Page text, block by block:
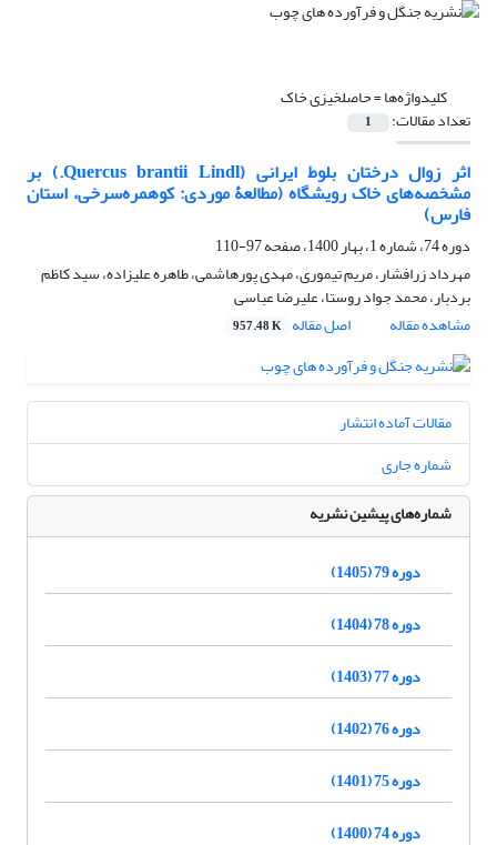
کلیدواژه‌ها =حاصلخیزی خاک
تعداد مقالات: 1
اثر زوال درختان بلوط ایرانی (Quercus brantii Lindl.) بر
مشخصه‌های خاک رویشگاه (مطالعۀ موردی: کوهمره‌سرخی، استان
فارس)
دوره 74، شماره 1، بهار 1400، صفحه
97-110
مهرداد زرافشار، مریم تیموری، مهدی پورهاشمی، طاهره علیزاده، سید کاظم
بردبار، محمد جواد روستا، علیرضا عباسی
مشاهده مقاله
اصل مقاله 957.48 K
مقالات آماده انتشار
شماره جاری
شماره‌های پیشین نشریه
دوره 79 (1405)
دوره 78 (1404)
دوره 77 (1403)
دوره 76 (1402)
دوره 75 (1401)
دوره 74 (1400)